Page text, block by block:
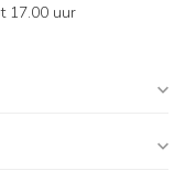
17.00 uur